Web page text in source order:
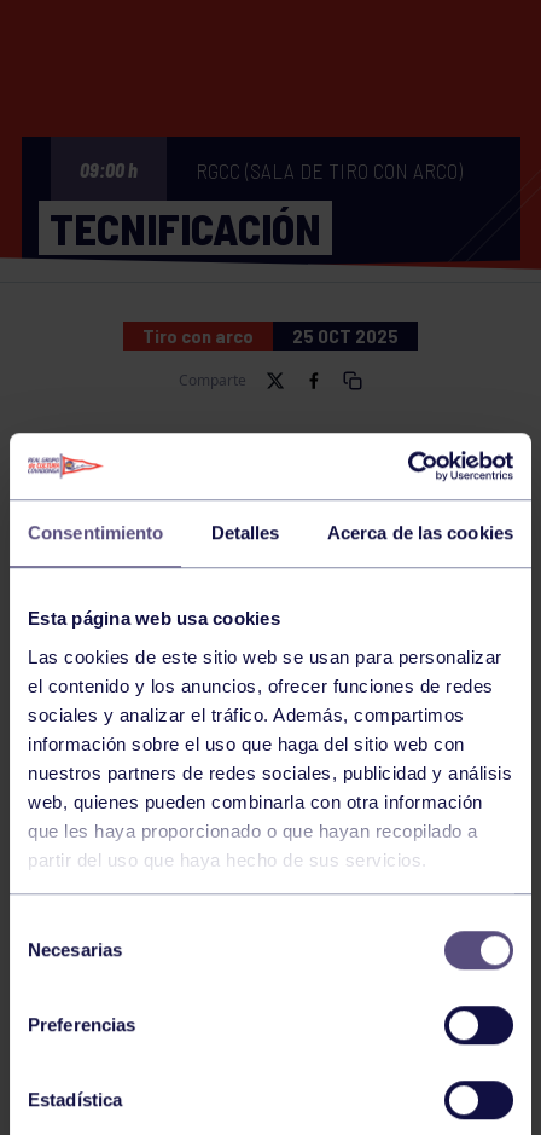
Consentimiento Detalles Acerca de las cookies
Esta página web usa cookies
Las cookies de este sitio web se usan para personalizar
el contenido y los anuncios, ofrecer funciones de redes
sociales y analizar el tráfico. Además, compartimos
información sobre el uso que haga del sitio web con
nuestros partners de redes sociales, publicidad y análisis
web, quienes pueden combinarla con otra información
que les haya proporcionado o que hayan recopilado a
partir del uso que haya hecho de sus servicios.
Necesarias
Preferencias
Estadística
09:00 h RGCC (SALA DE TIRO CON ARCO)
TECNIFICACIÓN
Tiro con arco 25 OCT 2025
Comparte
NOTICIAS RELACIONADAS
Tiro con arco 03 Ago 2026
EL RGCC VUELVE A DESTACAR EN
TIRO CON ARCO